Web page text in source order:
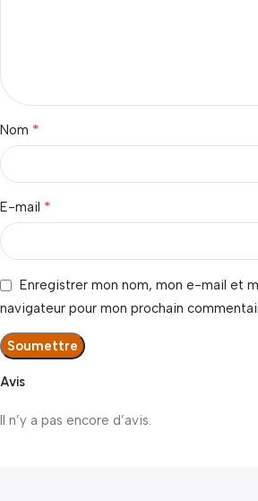
Avis
Il n’y a pas encore d’avis.
Nom *
E-mail *
Enregistrer mon nom, mon e-mail et
navigateur pour mon prochain